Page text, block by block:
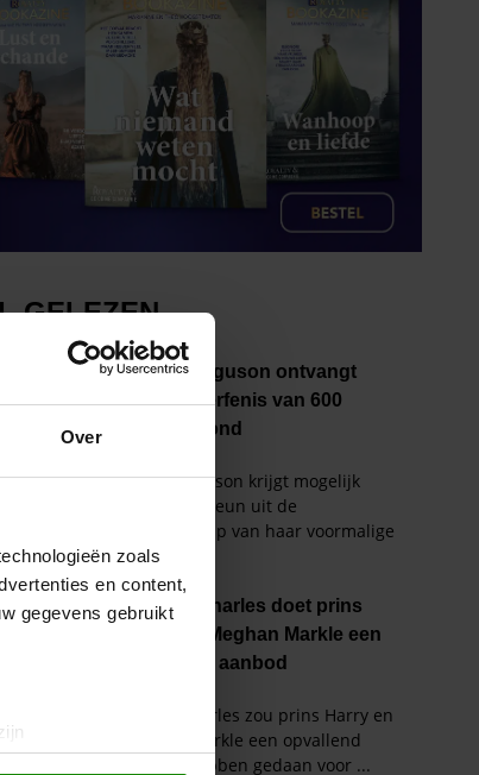
Over
zoals
en content,
gegevens gebruikt